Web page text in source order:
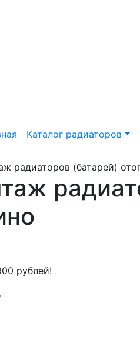
Каталог радиаторов
радиаторов (батарей)
рублей!